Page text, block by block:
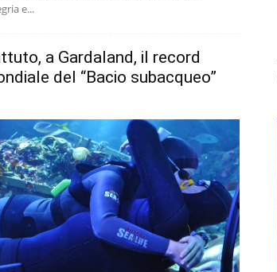
e...
a Gardaland, il record
del “Bacio subacqueo”